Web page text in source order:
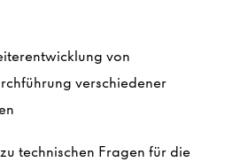
von
verschiedener
technischen Fragen für die